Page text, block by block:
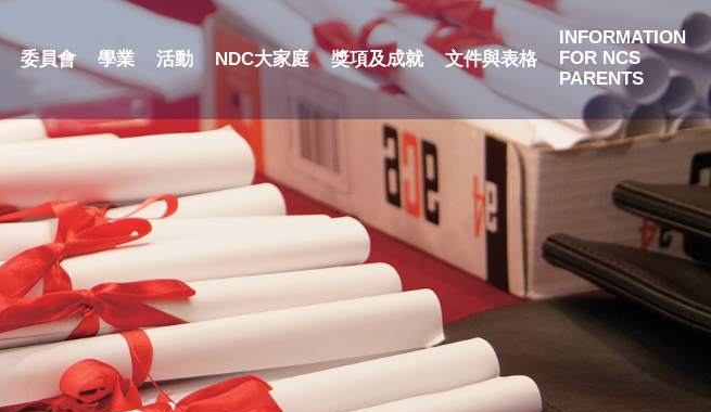
委員會 學業 活動 NDC大家庭 獎項及成就 文件與表格
INFORMATION
FOR NCS
PARENTS